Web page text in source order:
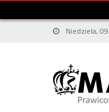
Niedziela,